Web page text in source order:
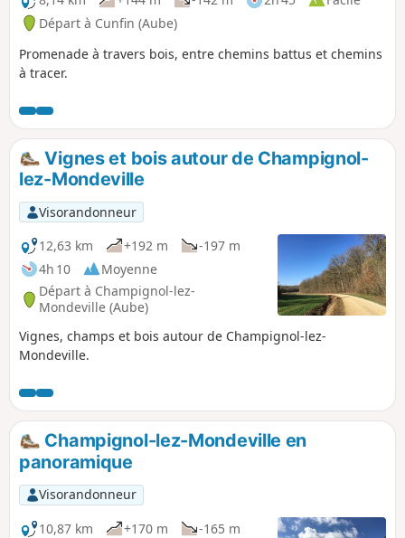
Départ à Cunfin (Aube)
Promenade à travers bois, entre chemins battus et chemins
à tracer.
Vignes et bois autour de Champignol-
lez-Mondeville
Visorandonneur
12,63 km
+192 m
-197 m
4h 10
Moyenne
Départ à Champignol-lez-
Mondeville (Aube)
Vignes, champs et bois autour de Champignol-lez-
Mondeville.
Champignol-lez-Mondeville en
panoramique
Visorandonneur
10,87 km
+170 m
-165 m